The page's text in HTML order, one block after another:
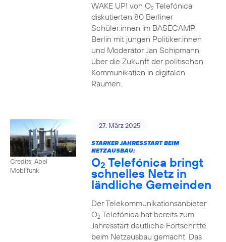
WAKE UP! von O2Telefónica
diskutierten 80 Berliner
Schüler:innen im BASECAMP
Berlin mit jungen Politiker:innen
und Moderator Jan Schipmann
über die Zukunft der politischen
Kommunikation in digitalen
Räumen.
Credits: Abel
Mobilfunk
27. März 2025
STARKER JAHRESSTART BEIM
NETZAUSBAU:
O2 Telefónica bringt
schnelles Netz in
ländliche Gemeinden
Der Telekommunikationsanbieter
O2Telefónica hat bereits zum
Jahresstart deutliche Fortschritte
beim Netzausbau gemacht. Das